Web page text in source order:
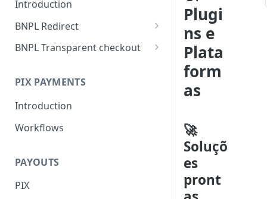
Introduction
BNPL Redirect
Embedded integration
BNPL Transparent checkout
PIX PAYMENTS
Introduction
Workflows
PAYOUTS
PIX
Plugi
ns e
Plata
form
as
🚀
Soluçõ
es
pront